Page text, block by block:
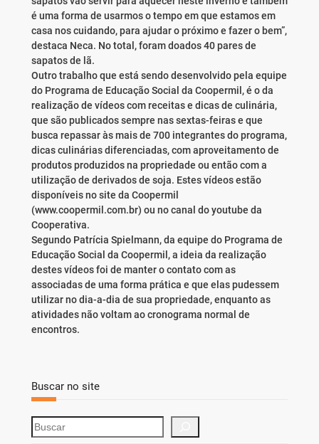
é uma forma de usarmos o tempo em que estamos em
casa nos cuidando, para ajudar o próximo e fazer o bem”,
destaca Neca. No total, foram doados 40 pares de
sapatos de lã.
Outro trabalho que está sendo desenvolvido pela equipe
do Programa de Educação Social da Coopermil, é o da
realização de vídeos com receitas e dicas de culinária,
que são publicados sempre nas sextas-feiras e que
busca repassar às mais de 700 integrantes do programa,
dicas culinárias diferenciadas, com aproveitamento de
produtos produzidos na propriedade ou então com a
utilização de derivados de soja. Estes vídeos estão
disponíveis no site da Coopermil
(www.coopermil.com.br) ou no canal do youtube da
Cooperativa.
Segundo Patrícia Spielmann, da equipe do Programa de
Educação Social da Coopermil, a ideia da realização
destes vídeos foi de manter o contato com as
associadas de uma forma prática e que elas pudessem
utilizar no dia-a-dia de sua propriedade, enquanto as
atividades não voltam ao cronograma normal de
encontros.
Buscar no site
S
e